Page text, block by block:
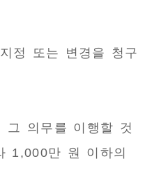
정 또는 변경을 청구
그 의무를 이행할 것
1,000만 원 이하의